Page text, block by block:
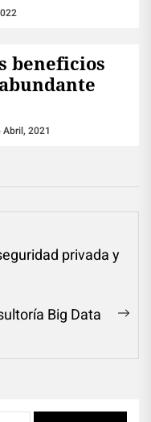
beneficios
Abril, 2021
privada y
Big Data